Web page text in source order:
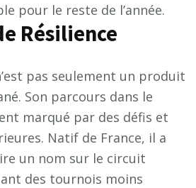
pour le reste de l’année.
Résilience
pas seulement un produit
Son parcours dans le
marqué par des défis et
Natif de France, il a
un nom sur le circuit
des tournois moins